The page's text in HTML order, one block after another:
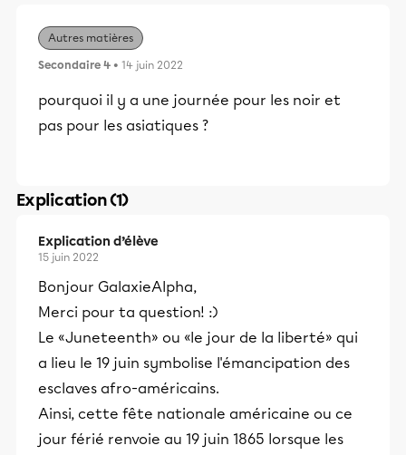
Autres matières
Secondaire 4 • 14 juin 2022
pourquoi il y a une journée pour les noir et
pas pour les asiatiques ?
Explication (1)
Explication d’élève
15 juin 2022
Bonjour GalaxieAlpha,
Merci pour ta question! :)
Le «Juneteenth» ou «le jour de la liberté» qui
a lieu le 19 juin symbolise l'émancipation des
esclaves afro-américains.
Ainsi, cette fête nationale américaine ou ce
jour férié renvoie au 19 juin 1865 lorsque les